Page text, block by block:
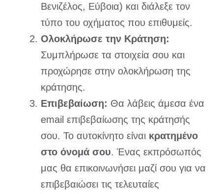
Βενιζέλος, Εύβοια) και διάλεξε τον
τύπο του οχήματος που επιθυμείς.
Ολοκλήρωσε την Κράτηση:
Συμπλήρωσε τα στοιχεία σου και
προχώρησε στην ολοκλήρωση της
κράτησης.
Επιβεβαίωση: Θα λάβεις άμεσα ένα
email επιβεβαίωσης της κράτησής
σου. Το αυτοκίνητο είναι κρατημένο
στο όνομά σου. Ένας εκπρόσωπός
μας θα επικοινωνήσει μαζί σου για να
επιβεβαιώσει τις τελευταίες